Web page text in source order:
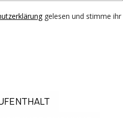
gelesen und stimme ihr